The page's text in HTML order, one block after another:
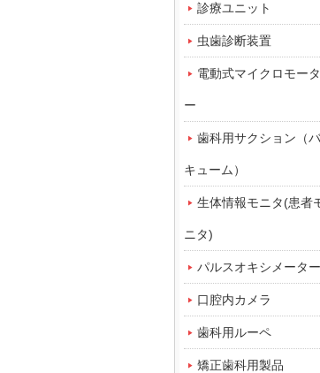
診療ユニット
虫歯診断装置
電動式マイクロモータ
ー
歯科用サクション（バ
キューム）
生体情報モニタ(患者
ニタ)
パルスオキシメーター
口腔内カメラ
歯科用ルーペ
矯正歯科用製品